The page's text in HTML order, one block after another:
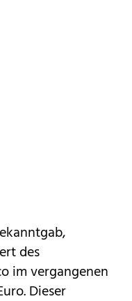
des
im vergangenen
Dieser